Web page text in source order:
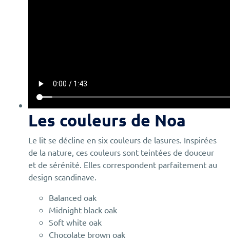
Les couleurs de Noa
Le lit se décline en six couleurs de lasures. Inspirées
de la nature, ces couleurs sont teintées de douceur
et de sérénité. Elles correspondent parfaitement au
design scandinave.
Balanced oak
Midnight black oak
Soft white oak
Chocolate brown oak